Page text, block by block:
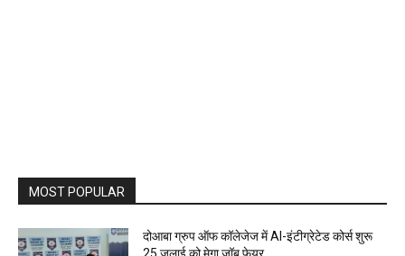
MOST POPULAR
दोआबा ग्रुप ऑफ कॉलेजेज में AI-इंटीग्रेटेड कोर्स शुरू